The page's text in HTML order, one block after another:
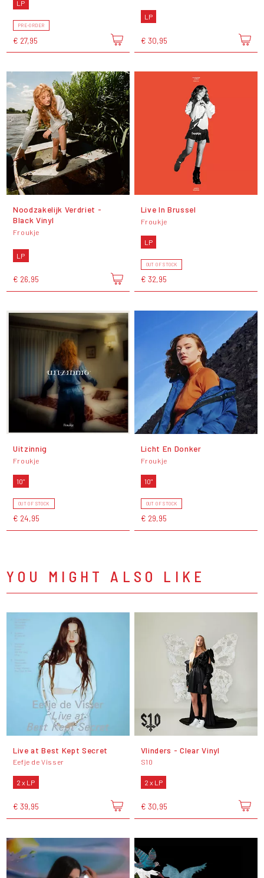
LP
PRE-ORDER
€ 27,95
LP
€ 30,95
Noodzakelijk Verdriet -
Black Vinyl
Froukje
LP
€ 26,95
Live In Brussel
Froukje
LP
OUT OF STOCK
€ 32,95
Uitzinnig
Froukje
10"
OUT OF STOCK
€ 24,95
Licht En Donker
Froukje
10"
OUT OF STOCK
€ 29,95
YOU MIGHT ALSO LIKE
Live at Best Kept Secret
Eefje de Visser
2 x LP
€ 39,95
Vlinders - Clear Vinyl
S10
2 x LP
€ 30,95